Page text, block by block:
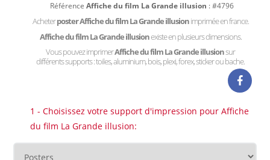
Référence Affiche du film La Grande illusion : #4796
Acheterposter Affiche du film La Grande illusionimprimée en france.
Affiche du film La Grande illusionexiste en plusieurs dimensions.
Vous pouvez imprimerAffiche du film La Grande illusionsur
différents supports : toiles, aluminium, bois, plexi, forex, sticker ou bache.
1 - Choisissez votre support d'impression pour Affiche
du film La Grande illusion: